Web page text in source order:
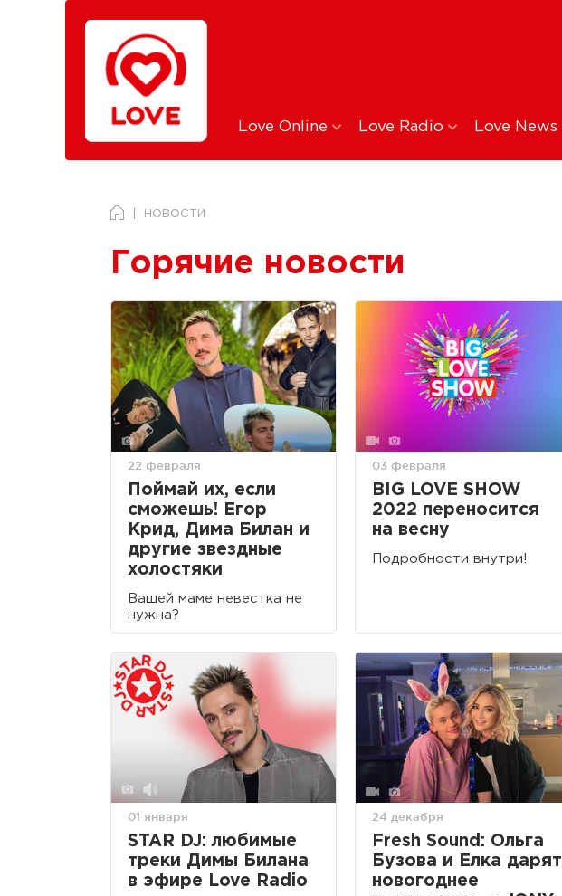
Love Online Love Radio Love News
НОВОСТИ
Горячие новости
22 февраля
Поймай их, если
сможешь! Егор
Крид, Дима Билан и
другие звездные
холостяки
Вашей маме невестка не
нужна?
03 февраля
BIG LOVE SHOW
2022 переносится
на весну
Подробности внутри!
01 января
STAR DJ: любимые
треки Димы Билана
в эфире Love Radio
24 декабря
Fresh Sound: Ольга
Бузова и Елка дарят
новогоднее